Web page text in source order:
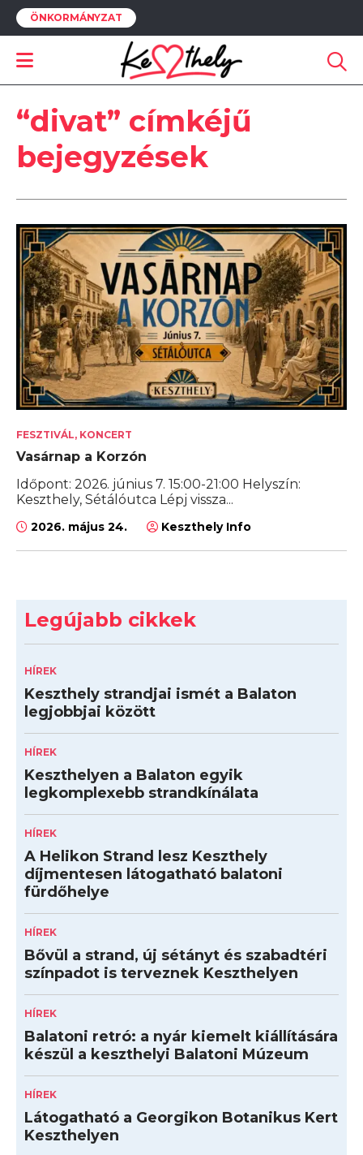
ÖNKORMÁNYZAT
“divat” címkéjű
bejegyzések
FESZTIVÁL, KONCERT
Vasárnap a Korzón
Időpont: 2026. június 7. 15:00-21:00 Helyszín:
Keszthely, Sétálóutca Lépj vissza...
2026. május 24. Keszthely Info
Legújabb cikkek
HÍREK
Keszthely strandjai ismét a Balaton
legjobbjai között
HÍREK
Keszthelyen a Balaton egyik
legkomplexebb strandkínálata
HÍREK
A Helikon Strand lesz Keszthely
díjmentesen látogatható balatoni
fürdőhelye
HÍREK
Bővül a strand, új sétányt és szabadtéri
színpadot is terveznek Keszthelyen
HÍREK
Balatoni retró: a nyár kiemelt kiállítására
készül a keszthelyi Balatoni Múzeum
HÍREK
Látogatható a Georgikon Botanikus Kert
Keszthelyen